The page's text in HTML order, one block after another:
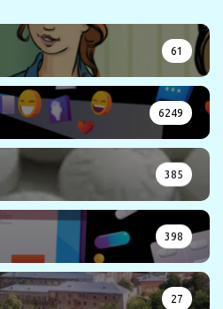
61
6249
385
398
27